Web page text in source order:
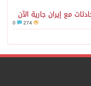
مع إيران جارية الآن
274